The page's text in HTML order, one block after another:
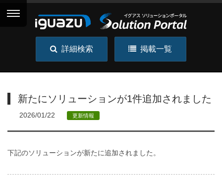
詳細検索 掲載一覧
新たにソリューションが1件追加されました
2026/01/22 更新情報
下記のソリューションが新たに追加されました。